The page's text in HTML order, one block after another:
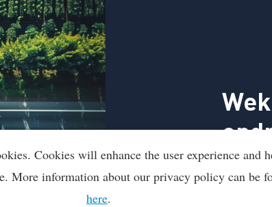
Klanten
Green is
Cookies will enhance the user experience and
More information about our privacy policy can be
here.